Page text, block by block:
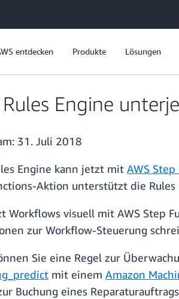
entdecken Produkte Lösungen
Rules Engine
31. Juli 2018
Engine kann jetzt mit AWS
Aktion unterstützt die
Workflows visuell mit AWS Step
zur Workflow-Steuerung
Sie eine Regel zur
mit einem Amazon
Buchung eines